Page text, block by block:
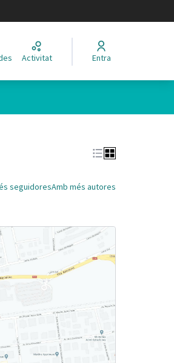
Activitat Entra
seguidoresAmb més autores